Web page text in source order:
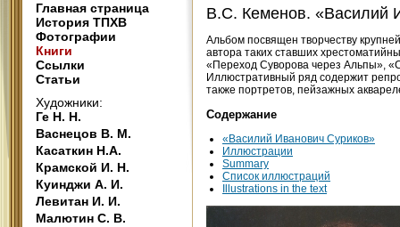
Главная страница
История ТПХВ
Фотографии
Книги
Ссылки
Статьи
Художники:
Ге Н. Н.
Васнецов В. М.
Касаткин Н.А.
Крамской И. Н.
Куинджи А. И.
Левитан И. И.
Малютин С. В.
В.С. Кеменов. «Василий
Альбом посвящен творчеству
автора таких ставших
«Переход Суворова через Альпы»,
Иллюстративный ряд содержит
также портретов, пейзажных
Содержание
«Василий Иванович Суриков»
Иллюстрации
Summary
Список иллюстраций
Illustrations in the text